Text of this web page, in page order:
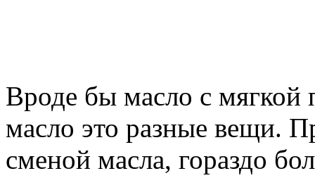
Вроде бы масло с
масло это разные вещи.
сменой масла, гораздо